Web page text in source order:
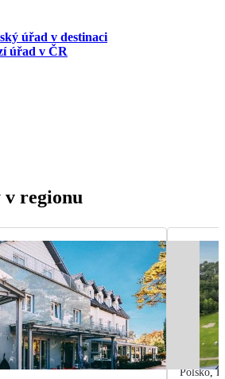
úřad v destinaci
úřad v ČR
v regionu
Polsko,